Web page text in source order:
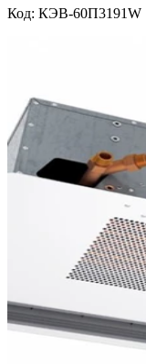
Код: КЭВ-60П3191W